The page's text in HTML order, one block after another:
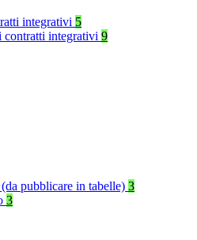
integrativi 5
contratti integrativi 9
pubblicare in tabelle) 3
3